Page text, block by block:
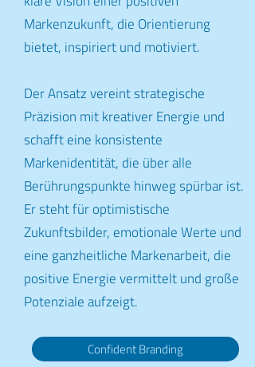
Markenzukunft, die Orientierung
bietet, inspiriert und motiviert.
Der Ansatz vereint strategische
Präzision mit kreativer Energie und
schafft eine konsistente
Markenidentität, die über alle
Berührungspunkte hinweg spürbar ist.
Er steht für optimistische
Zukunftsbilder, emotionale Werte und
eine ganzheitliche Markenarbeit, die
positive Energie vermittelt und große
Potenziale aufzeigt.
Confident Branding